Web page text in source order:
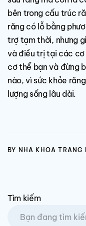
bên trong cấu trúc
răng có lỗ bằng
trợ tạm thời, nhưng
và điều trị tại các cơ
cơ thể bạn và đừng
nào, vì sức khỏe
lượng sống lâu dài.
BY NHA KHOA TRANG
Tìm kiếm